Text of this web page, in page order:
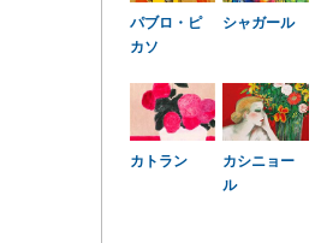
パブロ・ピ
カソ
シャガール
カトラン
カシニョー
ル